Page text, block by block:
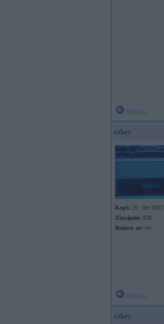
other
Kopš: 29. Oct 2007
Ziņojumi: 928
Braucu ar: vw
other